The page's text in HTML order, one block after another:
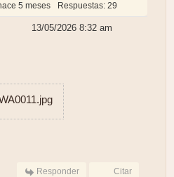
5 meses Respuestas: 29
13/05/2026 8:32 am
Responder Citar